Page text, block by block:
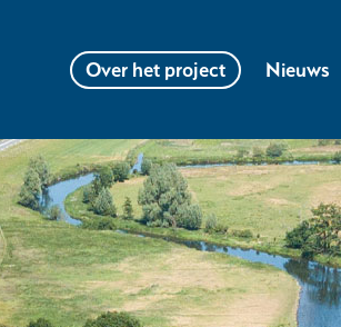
naar
de
Over het project
Over
Nieuws